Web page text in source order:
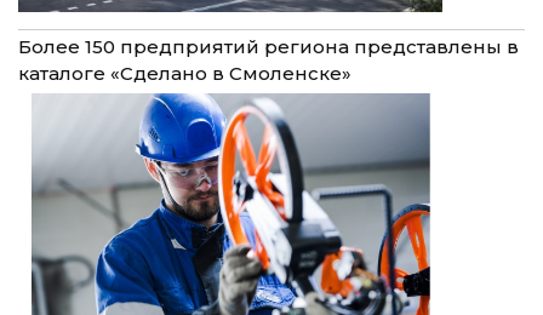
Более 150 предприятий региона представлены в
каталоге «Сделано в Смоленске»